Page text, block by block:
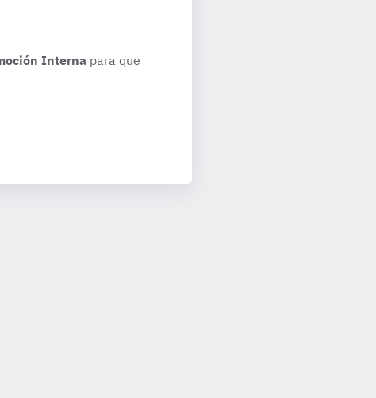
Internapara que